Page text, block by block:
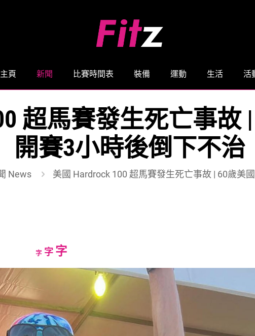
主頁 新聞 比賽時間表 裝備 運動 生活 活
超馬賽發生死亡事故
開賽3小時後倒下不治
News 美國 Hardrock 100 超馬賽發生死亡事故 | 60歲美
字Decrease
字Reset
字Increase
font